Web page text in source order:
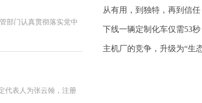
部门认真贯彻落实党中
代表人为张云翰，注册
从有用，到独特，再到信
下线一辆定制化车仅需53
主机厂的竞争，升级为“生